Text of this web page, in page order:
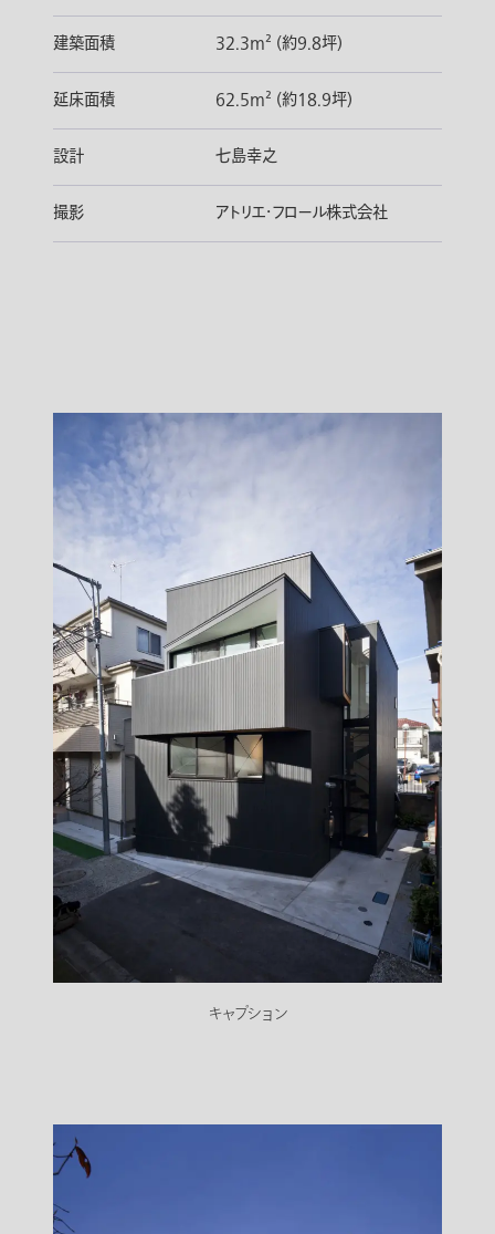
建築面積 32.3m² (約9.8坪)
延床面積 62.5m² (約18.9坪)
設計 七島幸之
撮影 アトリエ・フロール株式会社
キャプション